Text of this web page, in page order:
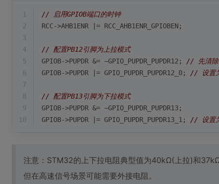
1
// 启用GPIOB端口的时钟
2
RCC->AHB1ENR |= RCC_AHB1ENR_GPIOBEN;
3
4
// 配置PB12引脚为上拉模式
5
GPIOB->PUPDR &= ~GPIO_PUPDR_PUPDR12; // 先清除
6
GPIOB->PUPDR |= GPIO_PUPDR_PUPDR12_0; // 设置
7
8
// 配置PB13引脚为下拉模式
9
GPIOB->PUPDR &= ~GPIO_PUPDR_PUPDR13;
10
GPIOB->PUPDR |= GPIO_PUPDR_PUPDR13_1; // 设置
注意：STM32的上下拉电阻典型值为40kΩ(上拉)和
但在高速信号场景可能需要外接电阻。